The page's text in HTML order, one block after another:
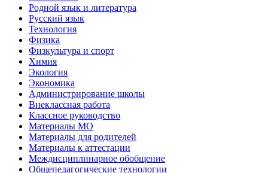
Родной язык и литература
Русский язык
Технология
Физика
Физкультура и спорт
Химия
Экология
Экономика
Администрирование школы
Внеклассная работа
Классное руководство
Материалы МО
Материалы для родителей
Материалы к аттестации
Междисциплинарное обобщение
Общепедагогические технологии